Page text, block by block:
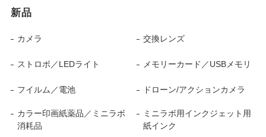
新品
カメラ 交換レンズ
ストロボ／LEDライト メモリーカード／USBメモリ
フイルム／電池 ドローン/アクションカメラ
カラー印画紙薬品／ミニラボ
消耗品
ミニラボ用インクジェット用
紙インク